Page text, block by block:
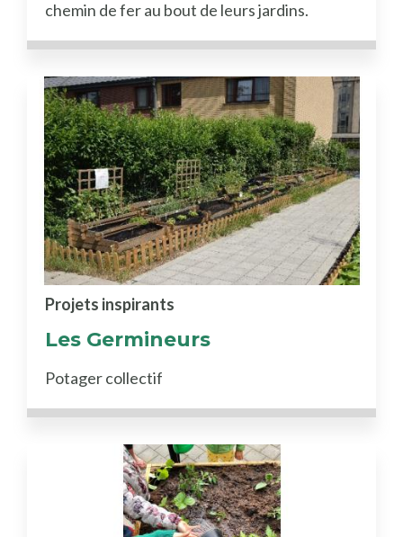
chemin de fer au bout de leurs jardins.
Les Germineurs
Projets inspirants
Potager collectif